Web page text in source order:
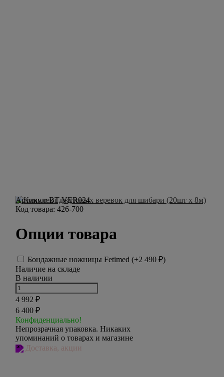
Артикул:BT-VER024
Код товара: 426-700
Опции товара
Бондажные ножницы Fetimed (+2 490 ₽)
Наличие на складе
В наличии
4 992 ₽
6 400 ₽
Конфиденциально!
Непрозрачная упаковка. Никаких
упоминаний о товарах и магазине
Доставка, акции